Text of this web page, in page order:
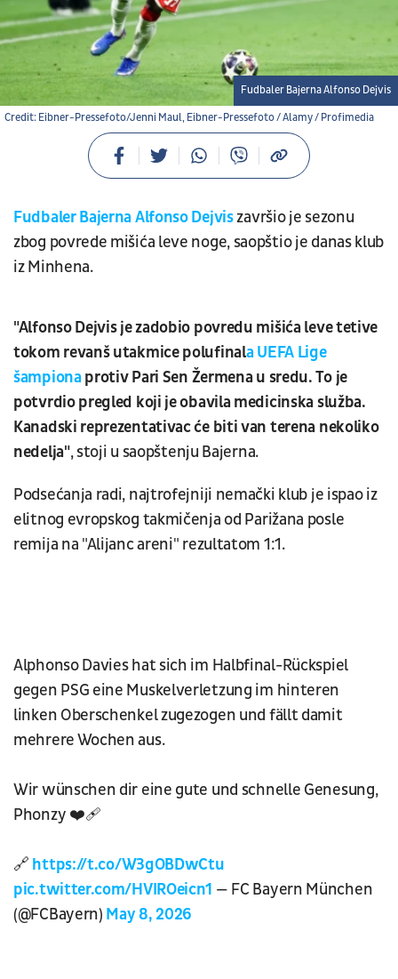
Credit: Eibner-Pressefoto/Jenni Maul, Eibner-Pressefoto / Alamy / Profimedia
Fudbaler Bajerna Alfonso Dejvis
Fudbaler Bajerna Alfonso Dejviszavršio je sezonu
zbog povrede mišića leve noge, saopštio je danas klub
iz Minhena.
"Alfonso Dejvis je zadobio povredu mišića leve tetive
tokom revanš utakmice polufinala UEFA Lige
šampionaprotiv Pari Sen Žermena u sredu. To je
potvrdio pregled koji je obavila medicinska služba.
Kanadski reprezentativac će biti van terena nekoliko
nedelja", stoji u saopštenju Bajerna.
Podsećanja radi, najtrofejniji nemački klub je ispao iz
elitnog evropskog takmičenja od Parižana posle
remija na "Alijanc areni" rezultatom 1:1.
Alphonso Davies hat sich im Halbfinal-Rückspiel
gegen PSG eine Muskelverletzung im hinteren
linken Oberschenkel zugezogen und fällt damit
mehrere Wochen aus.
Wir wünschen dir eine gute und schnelle Genesung,
Phonzy ❤️‍🩹
🔗 https://t.co/W3gOBDwCtu
pic.twitter.com/HVIROeicn1 — FC Bayern München
(@FCBayern) May 8, 2026